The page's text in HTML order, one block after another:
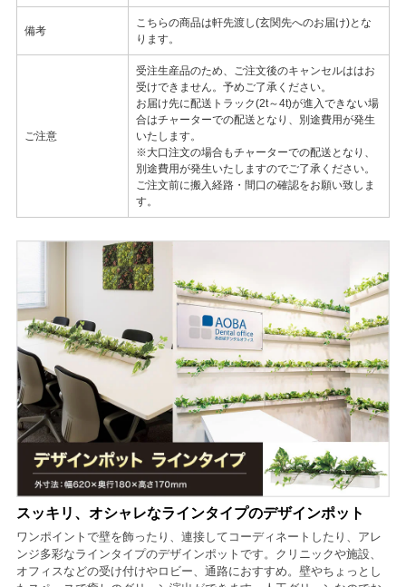
備考
こちらの商品は軒先渡し(玄関先へのお届け)とな
ります。
ご注意
受注生産品のため、ご注文後のキャンセルははお
受けできません。予めご了承ください。
お届け先に配送トラック(2t～4t)が進入できない場
合はチャーターでの配送となり、別途費用が発生
いたします。
※大口注文の場合もチャーターでの配送となり、
別途費用が発生いたしますのでご了承ください。
ご注文前に搬入経路・間口の確認をお願い致しま
す。
スッキリ、オシャレなラインタイプのデザインポット
ワンポイントで壁を飾ったり、連接してコーディネートしたり、アレ
ンジ多彩なラインタイプのデザインポットです。クリニックや施設、
オフィスなどの受け付けやロビー、通路におすすめ。壁やちょっとし